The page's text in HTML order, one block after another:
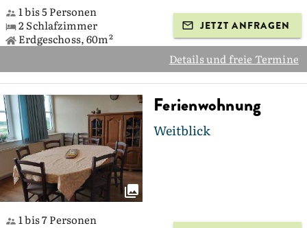
1 bis 5 Personen
2 Schlafzimmer
Erdgeschoss, 60m²
JETZT ANFRAGEN
Details und freie Termine
Ferienwohnung
Weitblick
1 bis 7 Personen